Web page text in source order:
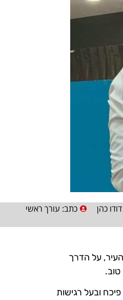
כהן כתב: עורך ראשי
על הדרך
ובעל רגישות